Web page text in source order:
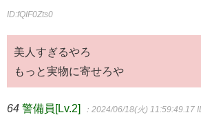
ID:fQIF0Zts0
美人すぎるやろ
もっと実物に寄せろや
64 警備員[Lv.2] ：2024/06/18(火) 11:59:49.17